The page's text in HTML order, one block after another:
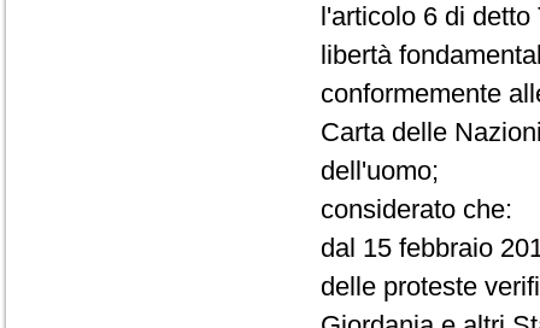
l'articolo 6 di
libertà
conformemente
Carta delle
dell'uomo;
considerato che:
dal 15 febbraio
delle proteste